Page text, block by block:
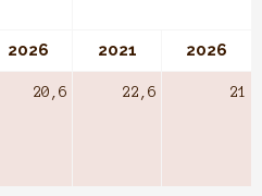
2026 2021 2026
20,6 22,6 21